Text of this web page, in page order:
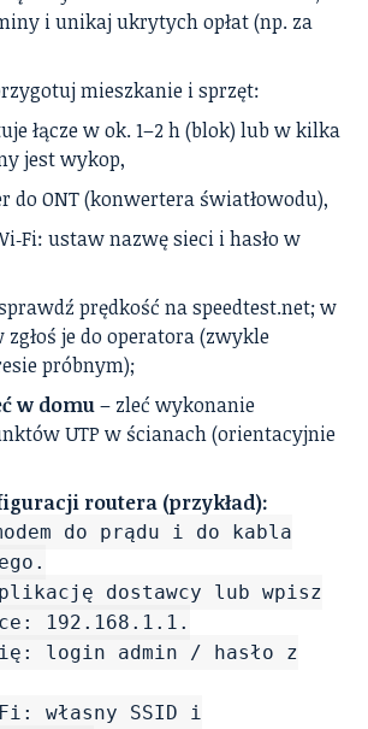
i unikaj ukrytych opłat (np. za
mieszkanie i sprzęt:
łącze w ok. 1–2 h (blok) lub w kilka
jest wykop,
do ONT (konwertera światłowodu),
ustaw nazwę sieci i hasło w
prędkość na speedtest.net; w
je do operatora (zwykle
próbnym);
w domu– zleć wykonanie
UTP w ścianach (orientacyjnie
routera (przykład):
do prądu i do kabla
dostawcy lub wpisz
192.168.1.1.
login admin / hasło z
własny SSID i